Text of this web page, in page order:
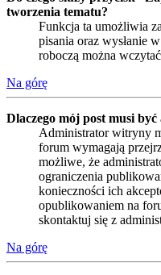
tworzenia tematu?
Funkcja ta umożliwia
pisania oraz wysłanie
roboczą można
Na górę
Dlaczego mój post musi
Administrator witryny
forum wymagają
możliwe, że
ograniczenia
konieczności ich
opublikowaniem na
skontaktuj się z
Na górę